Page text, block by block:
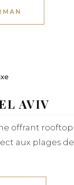
AVIV
offrant rooftop
aux plages de